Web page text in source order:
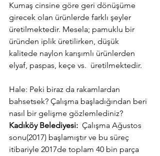
Kumaş cinsine göre geri dönüşüme
girecek olan ürünlerde farklı şeyler
üretilmektedir. Mesela; pamuklu bir
üründen iplik üretilirken, düşük
kalitede naylon karışımlı ürünlerden
elyaf, paspas, keçe vs.  üretilmektedir.
Hale: Peki biraz da rakamlardan
bahsetsek? Çalışma başladığından beri
nasıl bir gelişme gözlemlediniz?
Kadıköy Belediyesi: Çalışma Ağustos
sonu(2017) başlamıştır ve bu süreç
itibariyle 2017de toplam 40 bin parça